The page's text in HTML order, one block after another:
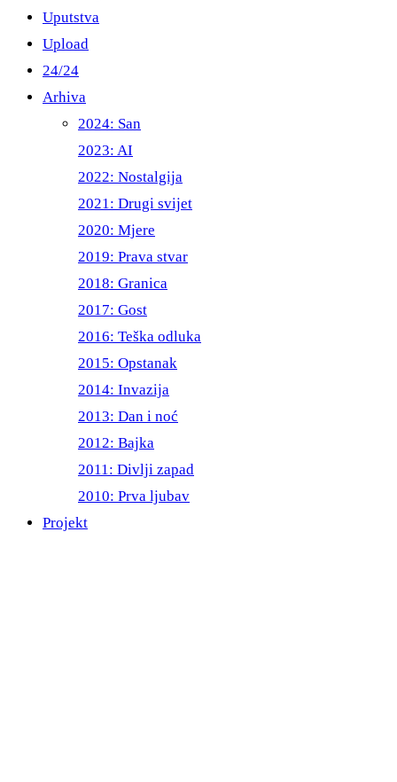
Uputstva
Upload
24/24
Arhiva
2024: San
2023: AI
2022: Nostalgija
2021: Drugi svijet
2020: Mjere
2019: Prava stvar
2018: Granica
2017: Gost
2016: Teška odluka
2015: Opstanak
2014: Invazija
2013: Dan i noć
2012: Bajka
2011: Divlji zapad
2010: Prva ljubav
Projekt